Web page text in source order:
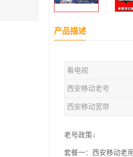
产品描述
看电视
西安移动老号
西安移动宽带
老号政策↓
套餐一：西安移动老